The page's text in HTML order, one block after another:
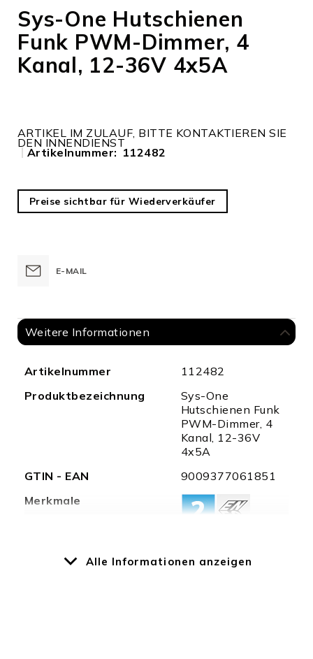
Anfang
der
Bildergalerie
springen
Sys-One Hutschienen
Funk PWM-Dimmer, 4
Kanal, 12-36V 4x5A
ARTIKEL IM ZULAUF, BITTE KONTAKTIEREN SIE
DEN INNENDIENST
Artikelnummer 112482
Preise sichtbar für Wiederverkäufer
E-MAIL
Weitere Informationen
Weitere
Artikelnummer
112482
Produktbezeichnung
Sys-One
Hutschienen Funk
PWM-Dimmer, 4
Kanal, 12-36V
4x5A
GTIN - EAN
9009377061851
Merkmale
434MHz/868MHz,
Alle Informationen anzeigen